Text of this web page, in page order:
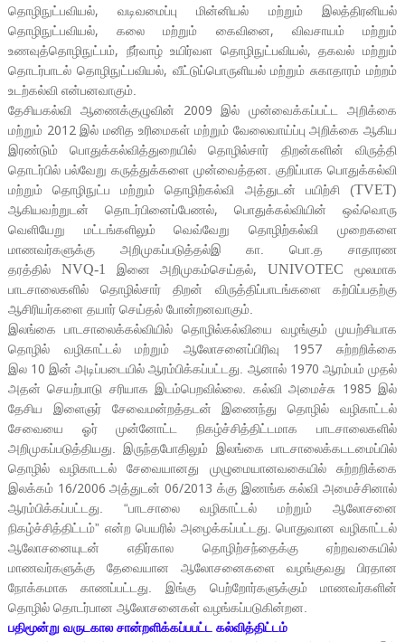
தொழிநுட்பவியல், வடிவமைப்பு மின்னியல் மற்றும் இலத்திரனியல்
தொழிநுட்பவியல், கலை மற்றும் கைவினை, விவசாயம் மற்றும்
உணவுத்தொழிநுட்பம், நீர்வாழ் உயிர்வள தொழிநுட்பவியல், தகவல் மற்றும்
தொடர்பாடல் தொழிநுட்பவியல், வீட்டுப்பொருளியல் மற்றும் சுகாதாரம் மற்றம்
உடற்கல்வி என்பனவாகும்.
தேசியகல்வி ஆணைக்குழுவின் 2009 இல் முன்வைக்கப்பட்ட அறிக்கை
மற்றும் 2012 இல் மனித உரிமைகள் மற்றும் வேலைவாய்ப்பு அறிக்கை ஆகிய
இரண்டும் பொதுக்கல்வித்துறையில் தொழில்சார் திறன்களின் விருத்தி
தொடர்பில் பல்வேறு கருத்துக்களை முன்வைத்தன. குறிப்பாக பொதுக்கல்வி
மற்றும் தொழிநுட்ப மற்றும் தொழிற்கல்வி அத்துடன் பயிற்சி (TVET)
ஆகியவற்றுடன் தொடர்பினைப்பேணல், பொதுக்கல்வியின் ஒவ்வொரு
வெளியேறு மட்டங்களிலும் வெவ்வேறு தொழிற்கல்வி முறைகளை
மாணவர்களுக்கு அறிமுகப்படுத்தல்இ கா. பொ.த சாதாரண
தரத்தில் NVQ-1 இனை அறிமுகம்செய்தல், UNIVOTEC
மூலமாக
பாடசாலைகளில் தொழில்சார் திறன் விருத்திப்பாடங்களை கற்பிப்பதற்கு
ஆசிரியர்களை தயார் செய்தல் போன்றனவாகும்.
இலங்கை பாடசாலைக்கல்வியில் தொழில்கல்வியை வழங்கும் முயற்சியாக
தொழில் வழிகாட்டல் மற்றும் ஆலோசனைப்பிரிவு 1957 சுற்றறிக்கை
இல 10 இன் அடிப்படையில் ஆரம்பிக்கப்பட்டது. ஆனால் 1970 ஆரம்பம் முதல்
அதன் செயற்பாடு சரியாக இடம்பெறவில்லை. கல்வி அமைச்சு 1985 இல்
தேசிய இளைஞர் சேவைமன்றத்தடன் இணைந்து தொழில் வழிகாட்டல்
சேவையை ஓர் முன்னோட்ட நிகழ்ச்சித்திட்டமாக பாடசாலைகளில்
அறிமுகப்படுத்தியது. இருந்தபோதிலும் இலங்கை பாடசாலைக்கடடமைப்பில்
தொழில் வழிகாடடல் சேவையானது முழுமையானவகையில் சுற்றறிக்கை
இலக்கம் 16/2006 அத்துடன் 06/2013 க்கு இணங்க கல்வி அமைச்சினால்
ஆரம்பிக்கப்பட்டது. “பாடசாலை வழிகாட்டல் மற்றும் ஆலோசனை
நிகழ்ச்சித்திட்டம்” என்ற பெயரில் அழைக்கப்பட்டது. பொதுவான வழிகாட்டல்
ஆலோசனையுடன் எதிர்கால தொழிற்சந்தைக்கு ஏற்றவகையில்
மாணவர்களுக்கு தேவையான ஆலோசனைகளை வழங்குவது பிரதான
நோக்கமாக காணப்பட்டது. இங்கு பெற்றோர்களுக்கும் மாணவர்களின்
தொழில் தொடர்பான ஆலோசனைகள் வழங்கப்படுகின்றன.
பதிமூன்று வருடகால சான்றளிக்கப்பபட்ட கல்வித்திட்டம்